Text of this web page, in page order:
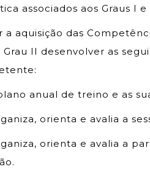
associados aos Graus I e
a aquisição das
II desenvolver as
anual de treino e as
orienta e avalia a
orienta e avalia a